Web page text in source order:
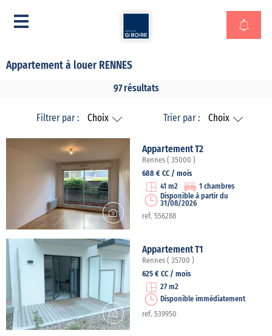
Appartement à louer RENNES
97 résultats
Filtrer par : Choix Trier par : Choix
Appartement T2
Rennes ( 35000 )
688 € CC / mois
41 m2
1 chambres
Disponible à partir du
31/08/2026
ref. 556288
Appartement T1
Rennes ( 35700 )
625 € CC / mois
27 m2
Disponible immédiatement
ref. 539950